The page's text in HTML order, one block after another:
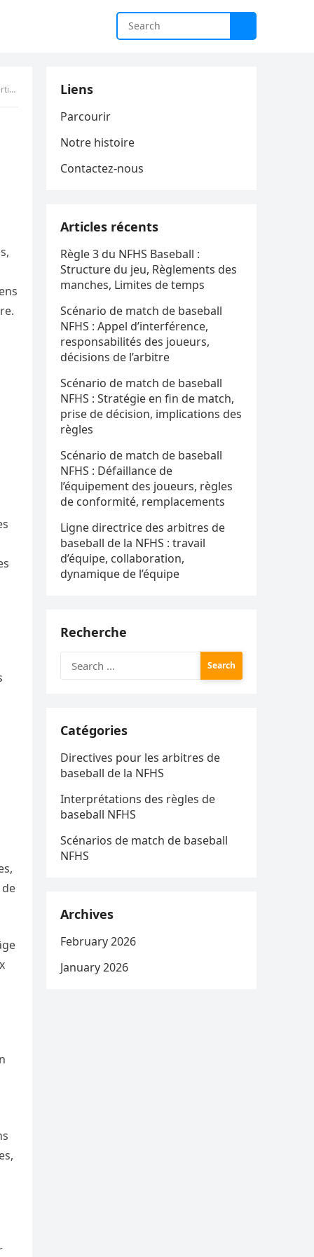
Liens
Parcourir
Notre histoire
Contactez-nous
Articles récents
Règle 3 du NFHS Baseball :
Structure du jeu, Règlements des
manches, Limites de temps
Scénario de match de baseball
NFHS : Appel d’interférence,
responsabilités des joueurs,
décisions de l’arbitre
Scénario de match de baseball
NFHS : Stratégie en fin de match,
prise de décision, implications des
règles
Scénario de match de baseball
NFHS : Défaillance de
l’équipement des joueurs, règles
de conformité, remplacements
Ligne directrice des arbitres de
baseball de la NFHS : travail
d’équipe, collaboration,
dynamique de l’équipe
Recherche
for:
Catégories
Directives pour les arbitres de
baseball de la NFHS
Interprétations des règles de
baseball NFHS
Scénarios de match de baseball
NFHS
Archives
February 2026
January 2026